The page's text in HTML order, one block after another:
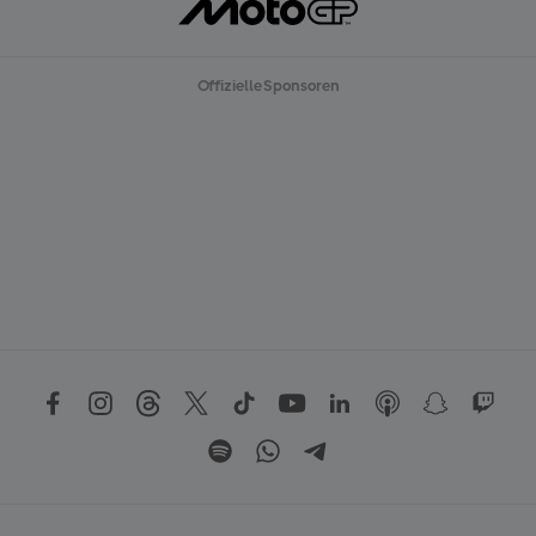
Offizielle Sponsoren